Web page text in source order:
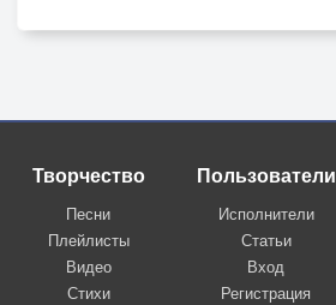
Творчество
Песни
Плейлисты
Видео
Стихи
Пользователи
Исполнители
Статьи
Вход
Регистрация